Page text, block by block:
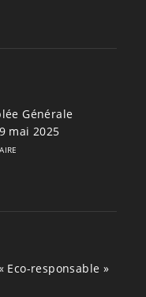
Générale
mai 2025
Eco-responsable »